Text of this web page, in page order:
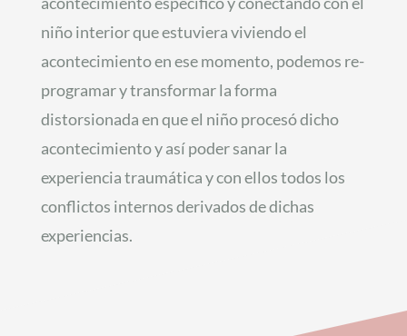
niño interior que estuviera viviendo el
acontecimiento en ese momento, podemos re-
programar y transformar la forma
distorsionada en que el niño procesó dicho
acontecimiento y así poder sanar la
experiencia traumática y con ellos todos los
conflictos internos derivados de dichas
experiencias.